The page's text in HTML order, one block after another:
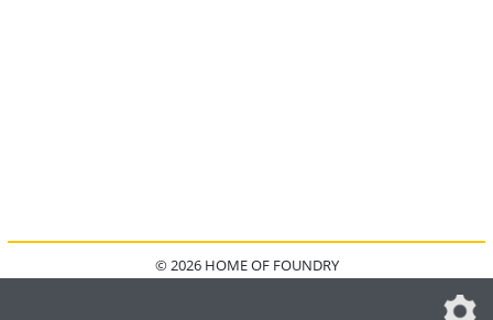
© 2026 HOME OF FOUNDRY